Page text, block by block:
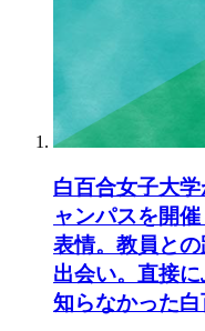
白百合女子大
ャンパスを開
表情。教員と
出会い。直接
知らなかった